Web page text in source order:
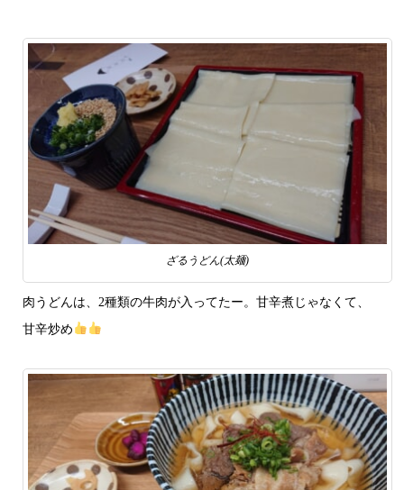
ざるうどん(太麺)
肉うどんは、2種類の牛肉が入ってたー。甘辛煮じゃなくて、
甘辛炒め